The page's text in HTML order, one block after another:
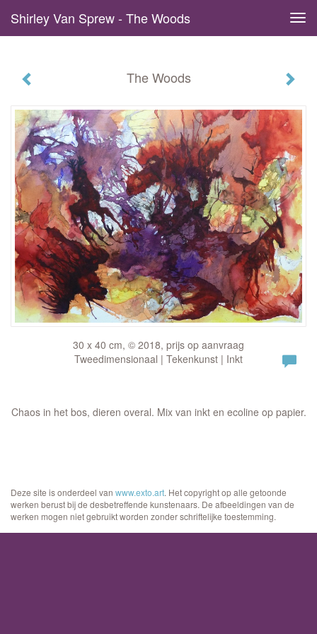
Shirley Van Sprew - The Woods
The Woods
30 x 40 cm, © 2018, prijs op aanvraag
Tweedimensionaal | Tekenkunst | Inkt
Chaos in het bos, dieren overal. Mix van inkt en ecoline op papier.
Deze site is onderdeel van www.exto.art. Het copyright op alle getoonde
werken berust bij de desbetreffende kunstenaars. De afbeeldingen van de
werken mogen niet gebruikt worden zonder schriftelijke toestemming.